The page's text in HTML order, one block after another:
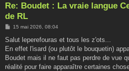
Re: Boudet : La vraie langue
de RL
M
s
a
g
15 mai 2026, 08:04
Salut leperefouras et tous les z'ots...
En effet l'isard (ou plutôt le bouquetin)
Boudet mais il ne faut pas perdre de vue
réalité pour faire apparaître certaines